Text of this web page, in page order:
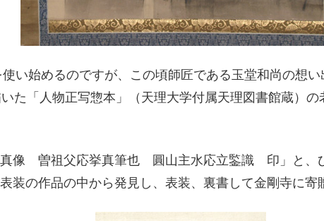
い始めるのですが、この頃師匠である玉堂和尚の想
た「人物正写惣本」（天理大学付属天理図書館蔵）
真像 曽祖父応挙真筆也 圓山主水応立鍳識 印」と、
装の作品の中から発見し、表装、裏書して金剛寺に寄